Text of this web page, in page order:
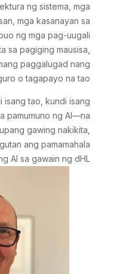
ng sistema, mga
mga kasanayan sa
ng mga pag-uugali
sa pagiging mausisa,
paggalugad nang
o tagapayo na tao.
isang tao, kundi isang
pamumuno ng AI—na
gawing nakikita,
ang pamamahala
AI sa gawain ng dHL.